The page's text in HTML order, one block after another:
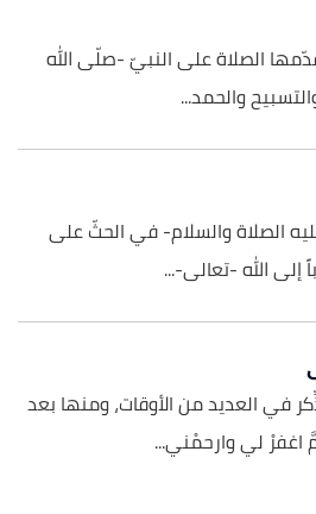
الصلاة على النبيّ -صلّى الله
والحمد...
الصلاة والسلام- في الحثّ على
إلى الله -تعالى-...
في العديد من الأوقات، ومنها بعد
اغفرْ لي وارحمْني...